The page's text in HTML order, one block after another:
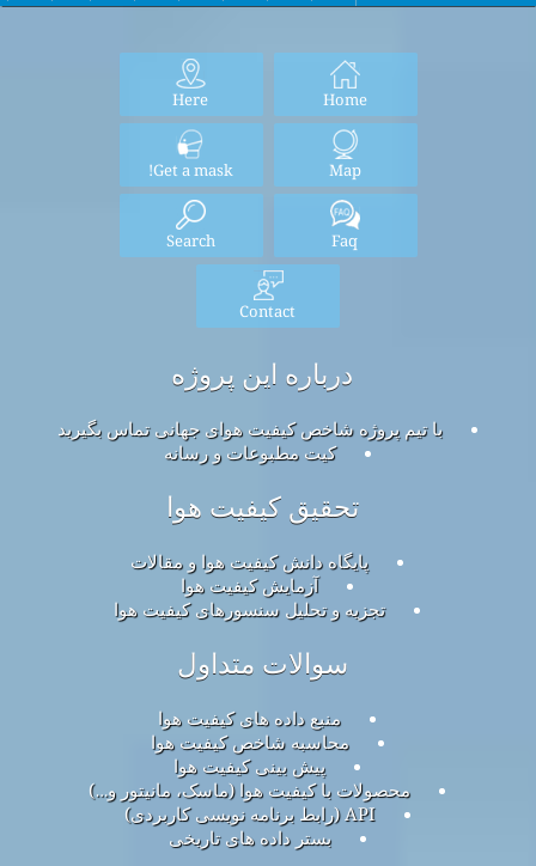
Home
Here
Map
Get a mask!
Faq
Search
Contact
درباره این پروژه
با تیم پروژه شاخص کیفیت هوای جهانی تماس بگیرید
کیت مطبوعات و رسانه
تحقیق کیفیت هوا
پایگاه دانش کیفیت هوا و مقالات
آزمایش کیفیت هوا
تجزیه و تحلیل سنسورهای کیفیت هوا
سوالات متداول
منبع داده های کیفیت هوا
محاسبه شاخص کیفیت هوا
پیش بینی کیفیت هوا
محصولات با کیفیت هوا (ماسک، مانیتور و…)
API (رابط برنامه نویسی کاربردی)
بستر داده های تاریخی